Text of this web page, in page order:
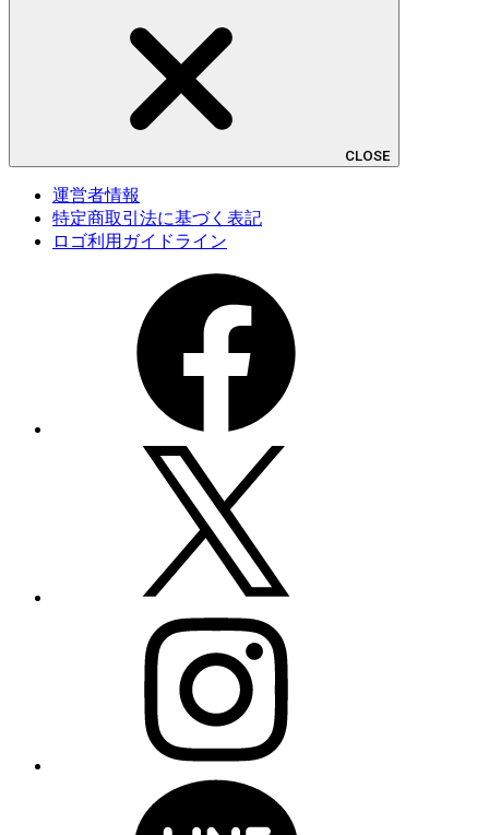
CLOSE
運営者情報
特定商取引法に基づく表記
ロゴ利用ガイドライン